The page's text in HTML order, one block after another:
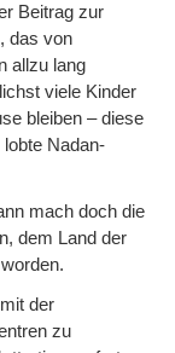
Beitrag zur
das von
allzu lang
viele Kinder
bleiben – diese
Nadan-
mach doch die
dem Land der
der
zu